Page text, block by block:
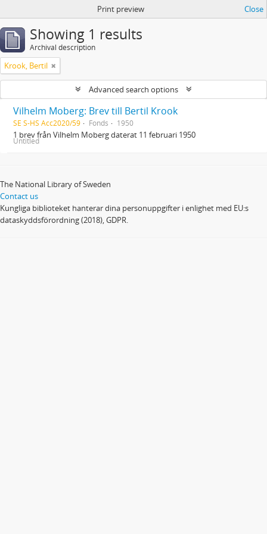
Print preview Close
Showing 1 results
Archival description
Krook, Bertil
Advanced search options
Vilhelm Moberg: Brev till Bertil Krook
SE S-HS Acc2020/59 Fonds 1950
1 brev från Vilhelm Moberg daterat 11 februari 1950
Untitled
The National Library of Sweden
Contact us
Kungliga biblioteket hanterar dina personuppgifter i enlighet med EU:s
dataskyddsförordning (2018), GDPR.